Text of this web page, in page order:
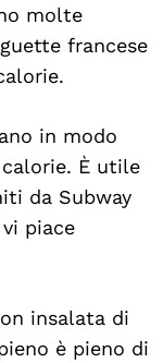
molte
francese
in modo
È utile
da Subway
piace
insalata di
è pieno di